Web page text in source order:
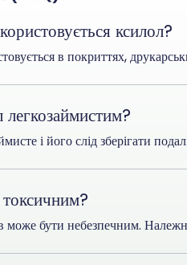
ксилол?
в покриттях,
і його слід зберігати
бути небезпечним.